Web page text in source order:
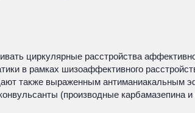
циркулярные расстройства
в рамках шизоаффективного
также выраженным
(производные карбамазепина